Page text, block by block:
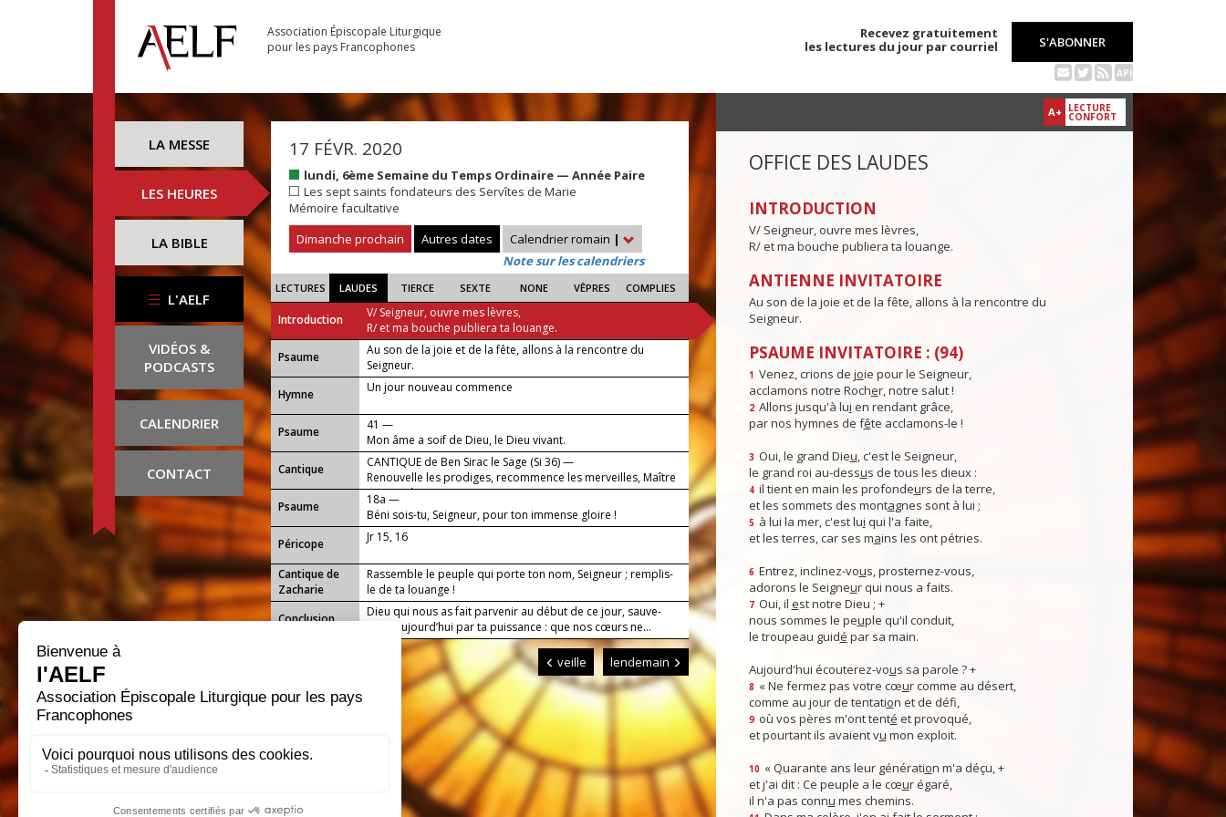
Association Épiscopale Liturgique
pour les pays Francophones
Recevez gratuitement
les lectures du jour par courriel
S'ABONNER
API
LA MESSE
LES HEURES
LA BIBLE
L'AELF
VIDÉOS &
PODCASTS
CALENDRIER
CONTACT
17 FÉVR. 2020
lundi, 6ème Semaine du Temps Ordinaire — Année Paire
Les sept saints fondateurs des Servîtes de Marie
Mémoire facultative
Dimanche prochain
Autres dates Calendrier romain |
Note sur les calendriers
LECTURES LAUDES TIERCE SEXTE NONE VÊPRES COMPLIES
Introduction
V/ Seigneur, ouvre mes lèvres,
R/ et ma bouche publiera ta louange.
Psaume
Au son de la joie et de la fête, allons à la rencontre du
Seigneur.
Hymne
Un jour nouveau commence
Psaume
41 —
Mon âme a soif de Dieu, le Dieu vivant.
Cantique
CANTIQUE de Ben Sirac le Sage (Si 36) —
Renouvelle les prodiges, recommence les merveilles, Maître
et Dieu de tout !
Psaume
18a —
Béni sois-tu, Seigneur, pour ton immense gloire !
Péricope
Jr 15, 16
Cantique de
Zacharie
Rassemble le peuple qui porte ton nom, Seigneur ; remplis-
le de ta louange !
Conclusion
Dieu qui nous as fait parvenir au début de ce jour, sauve-
nous aujourd’hui par ta puissance : que nos cœurs ne...
veille lendemain
A+ LECTURE
CONFORT
OFFICE DES LAUDES
INTRODUCTION
V/ Seigneur, ouvre mes lèvres,
R/ et ma bouche publiera ta louange.
ANTIENNE INVITATOIRE
Au son de la joie et de la fête, allons à la rencontre du
Seigneur.
PSAUME INVITATOIRE : (94)
1 Venez, crions de joie pour le Seigneur,
acclamons notre Rocher, notre salut !
2 Allons jusqu'à lui en rendant grâce,
par nos hymnes de fête acclamons-le !
3 Oui, le grand Dieu, c'est le Seigneur,
le grand roi au-dessus de tous les dieux :
4 il tient en main les profondeurs de la terre,
et les sommets des montagnes sont à lui ;
5 à lui la mer, c'est lui qui l'a faite,
et les terres, car ses mains les ont pétries.
6 Entrez, inclinez-vous, prosternez-vous,
adorons le Seigneur qui nous a faits.
7 Oui, il est notre Dieu ; +
nous sommes le peuple qu'il conduit,
le troupeau guidé par sa main.
Aujourd'hui écouterez-vous sa parole ? +
8 « Ne fermez pas votre cœur comme au désert,
comme au jour de tentation et de défi,
9 où vos pères m'ont tenté et provoqué,
et pourtant ils avaient vu mon exploit.
10 « Quarante ans leur génération m'a déçu, +
et j'ai dit : Ce peuple a le cœur égaré,
il n'a pas connu mes chemins.